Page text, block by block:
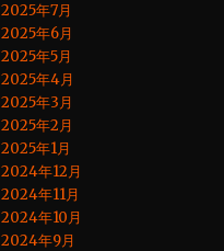
2025年7月
2025年6月
2025年5月
2025年4月
2025年3月
2025年2月
2025年1月
2024年12月
2024年11月
2024年10月
2024年9月